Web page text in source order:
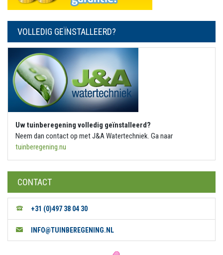
VOLLEDIG GEÏNSTALLEERD?
Uw tuinberegening volledig geïnstalleerd?
Neem dan contact op met J&A Watertechniek. Ga naar
tuinberegening.nu
CONTACT
+31 (0)497 38 04 30
INFO@TUINBEREGENING.NL